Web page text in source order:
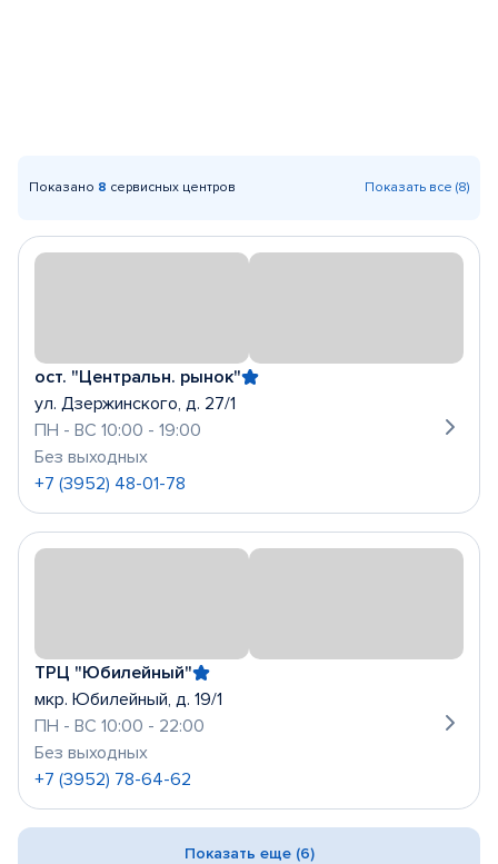
Показано 8 сервисных центров Показать все (8)
ост. "Центральн. рынок"
ул. Дзержинского, д. 27/1
ПН - ВС 10:00 - 19:00
Без выходных
+7 (3952) 48-01-78
ТРЦ "Юбилейный"
мкр. Юбилейный, д. 19/1
ПН - ВС 10:00 - 22:00
Без выходных
+7 (3952) 78-64-62
Показать еще (6)